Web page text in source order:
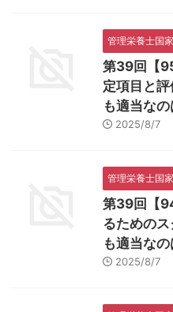
管理栄養士国
第39回【
定項目と
も適当なの
2025/8/7
管理栄養士国
第39回【
るための
も適当なの
2025/8/7